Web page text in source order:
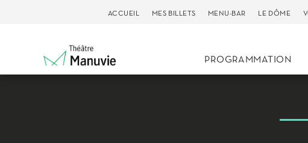
ACCUEIL MES BILLETS MENU-BAR LE DÔME
PROGRAMMATION